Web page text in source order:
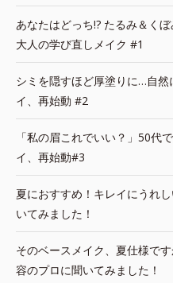
あなたはどっち!? たるみ＆く
大人の学び直しメイク #1
シミを隠すほど厚塗りに…自
イ、再始動 #2
「私の眉これでいい？」50代
イ、再始動#3
夏におすすめ！キレイにうれ
いてみました！
そのベースメイク、夏仕様で
容のプロに聞いてみました！